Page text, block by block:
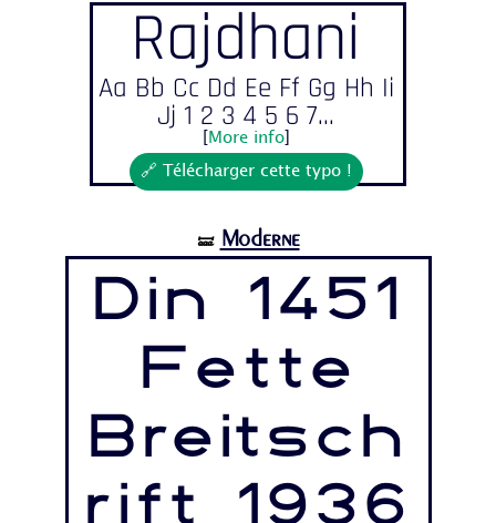
Rajdhani
Aa Bb Cc Dd Ee Ff Gg Hh Ii
Jj 1 2 3 4 5 6 7...
More info]
🔗 Télécharger cette typo !
🝛 Moderne
Din 1451
Fette
Breitsch
rift 1936